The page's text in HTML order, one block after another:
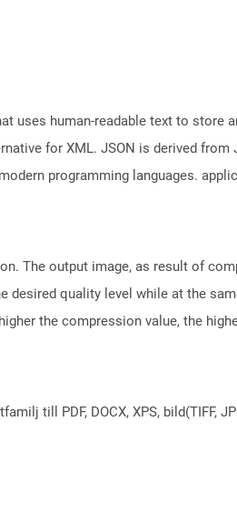
uses human-readable text to store
for XML. JSON is derived from
programming languages.
The output image, as result of
quality level while at the
the compression value, the
till PDF, DOCX, XPS, bild(TIFF,